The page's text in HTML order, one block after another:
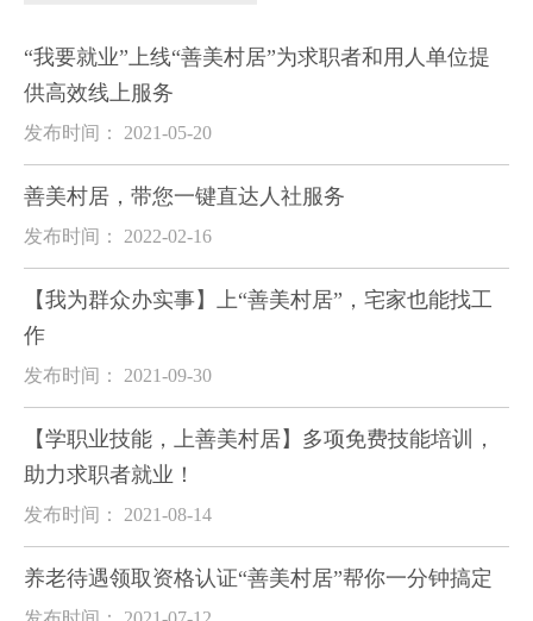
“我要就业”上线“善美村居”为求职者和用人单位提
供高效线上服务
发布时间： 2021-05-20
善美村居，带您一键直达人社服务
发布时间： 2022-02-16
【我为群众办实事】上“善美村居”，宅家也能找工
作
发布时间： 2021-09-30
【学职业技能，上善美村居】多项免费技能培训，
助力求职者就业！
发布时间： 2021-08-14
养老待遇领取资格认证“善美村居”帮你一分钟搞定